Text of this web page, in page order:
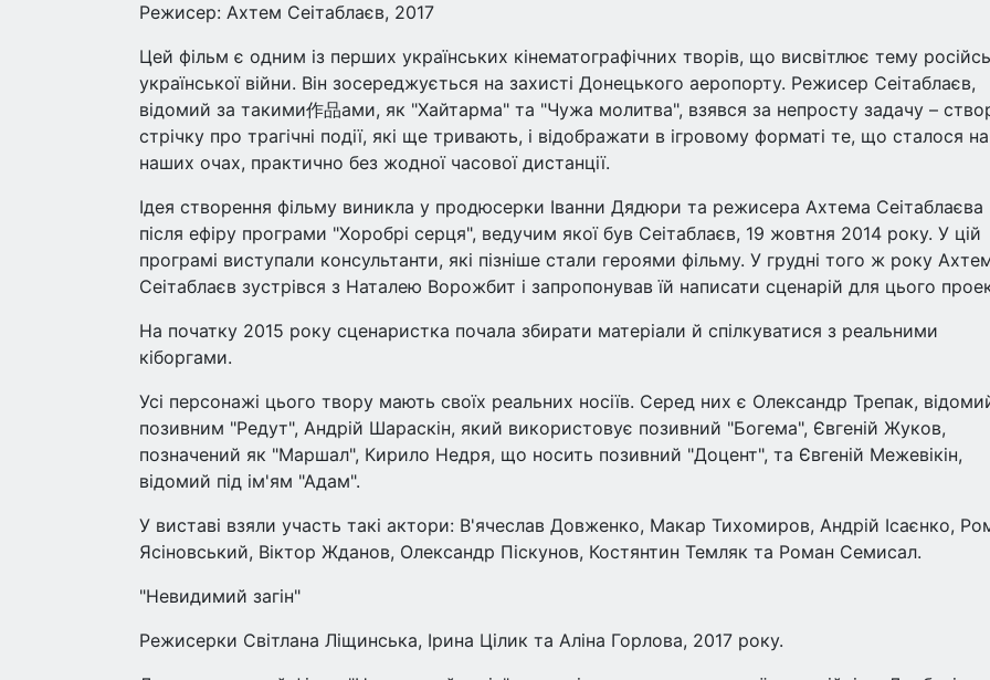
Режисер: Ахтем Сеітаблаєв, 2017
Цей фільм є одним із перших українських кінематографічних творів, що висвітлює тему
української війни. Він зосереджується на захисті Донецького аеропорту. Режисер Сеітаблаєв,
відомий за такими作品ами, як "Хайтарма" та "Чужа молитва", взявся за непросту задачу –
стрічку про трагічні події, які ще тривають, і відображати в ігровому форматі те, що сталося на
наших очах, практично без жодної часової дистанції.
Ідея створення фільму виникла у продюсерки Іванни Дядюри та режисера Ахтема Сеітаблаєва
після ефіру програми "Хоробрі серця", ведучим якої був Сеітаблаєв, 19 жовтня 2014 року. У цій
програмі виступали консультанти, які пізніше стали героями фільму. У грудні того ж року
Сеітаблаєв зустрівся з Наталею Ворожбит і запропонував їй написати сценарій для цього
На початку 2015 року сценаристка почала збирати матеріали й спілкуватися з реальними
кіборгами.
Усі персонажі цього твору мають своїх реальних носіїв. Серед них є Олександр Трепак,
позивним "Редут", Андрій Шараскін, який використовує позивний "Богема", Євгеній Жуков,
позначений як "Маршал", Кирило Недря, що носить позивний "Доцент", та Євгеній Межевікін,
відомий під ім'ям "Адам".
У виставі взяли участь такі актори: В'ячеслав Довженко, Макар Тихомиров, Андрій Ісаєнко,
Ясіновський, Віктор Жданов, Олександр Піскунов, Костянтин Темляк та Роман Семисал.
"Невидимий загін"
Режисерки Світлана Ліщинська, Ірина Цілик та Аліна Горлова, 2017 року.